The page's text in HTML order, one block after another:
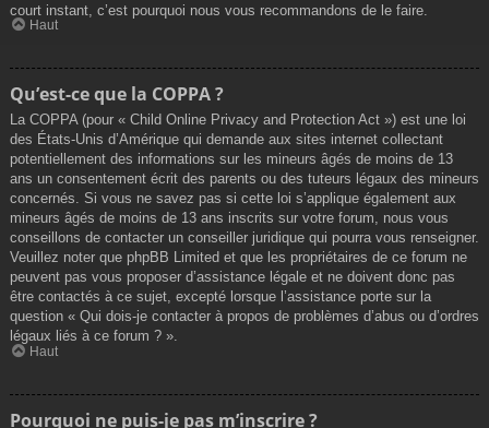
court instant, c’est pourquoi nous vous recommandons de le faire.
Haut
Qu’est-ce que la COPPA ?
La COPPA (pour « Child Online Privacy and Protection Act ») est une loi
des États-Unis d’Amérique qui demande aux sites internet collectant
potentiellement des informations sur les mineurs âgés de moins de 13
ans un consentement écrit des parents ou des tuteurs légaux des mineurs
concernés. Si vous ne savez pas si cette loi s’applique également aux
mineurs âgés de moins de 13 ans inscrits sur votre forum, nous vous
conseillons de contacter un conseiller juridique qui pourra vous renseigner.
Veuillez noter que phpBB Limited et que les propriétaires de ce forum ne
peuvent pas vous proposer d’assistance légale et ne doivent donc pas
être contactés à ce sujet, excepté lorsque l’assistance porte sur la
question « Qui dois-je contacter à propos de problèmes d’abus ou d’ordres
légaux liés à ce forum ? ».
Haut
Pourquoi ne puis-je pas m’inscrire ?